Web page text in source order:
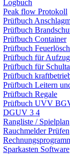
Logbuch
Peak flow Protokoll
Prüfbuch
Prüfbuch
Prüfbuch Container
Prüfbuch
Prüfbuch für
Prüfbuch für
Prüfbuch
Prüfbuch Leitern
Prüfbuch Regale
Prüfbuch UVV
DGUV 3 4
Rangliste / Spielplan
Rauchmelder Prüfen
Sparkasten Software